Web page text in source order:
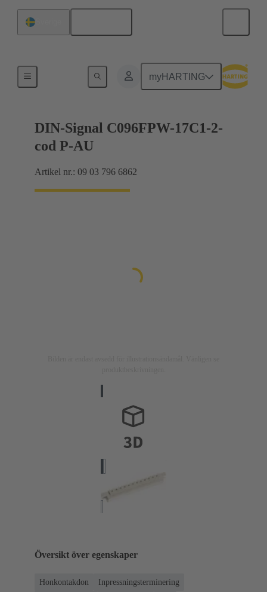
myHARTING
Förbindning moderkort till dotterkort
DIN-Signal C096FPW-17C1-2-
cod P-AU
Artikel nr.: 09 03 796 6862
Översikt över egenskaper
Honkontakdon
Inpressningsterminering